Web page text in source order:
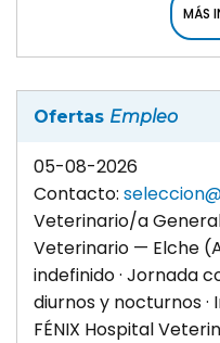
MÁS
Ofertas Empleo
05-08-2026
Contacto:
Veterinario/a
Veterinario — Elche
indefinido · Jornada
diurnos y nocturnos
FÉNIX Hospital